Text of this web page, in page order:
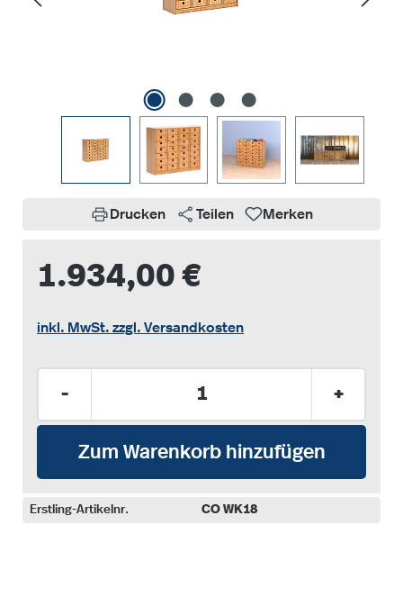
Drucken Teilen Merken
1.934,00 €
inkl. MwSt. zzgl. Versandkosten
- +
Zum Warenkorb hinzufügen
Erstling-Artikelnr. CO WK18